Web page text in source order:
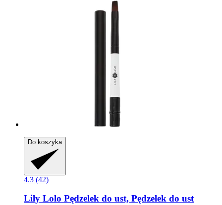
Do koszyka
4.3 (42)
Lily Lolo Pędzelek do ust, Pędzelek do ust